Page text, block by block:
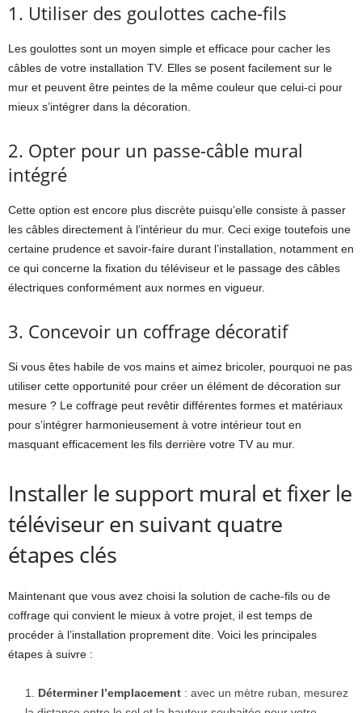
1. Utiliser des goulottes cache-fils
Les goulottes sont un moyen simple et efficace pour cacher les
câbles de votre installation TV. Elles se posent facilement sur le
mur et peuvent être peintes de la même couleur que celui-ci pour
mieux s’intégrer dans la décoration.
2. Opter pour un passe-câble mural
intégré
Cette option est encore plus discrète puisqu’elle consiste à passer
les câbles directement à l’intérieur du mur. Ceci exige toutefois une
certaine prudence et savoir-faire durant l’installation, notamment en
ce qui concerne la fixation du téléviseur et le passage des câbles
électriques conformément aux normes en vigueur.
3. Concevoir un coffrage décoratif
Si vous êtes habile de vos mains et aimez bricoler, pourquoi ne pas
utiliser cette opportunité pour créer un élément de décoration sur
mesure ? Le coffrage peut revêtir différentes formes et matériaux
pour s’intégrer harmonieusement à votre intérieur tout en
masquant efficacement les fils derrière votre TV au mur.
Installer le support mural et fixer le
téléviseur en suivant quatre
étapes clés
Maintenant que vous avez choisi la solution de cache-fils ou de
coffrage qui convient le mieux à votre projet, il est temps de
procéder à l’installation proprement dite. Voici les principales
étapes à suivre :
Déterminer l’emplacement : avec un mètre ruban, mesurez